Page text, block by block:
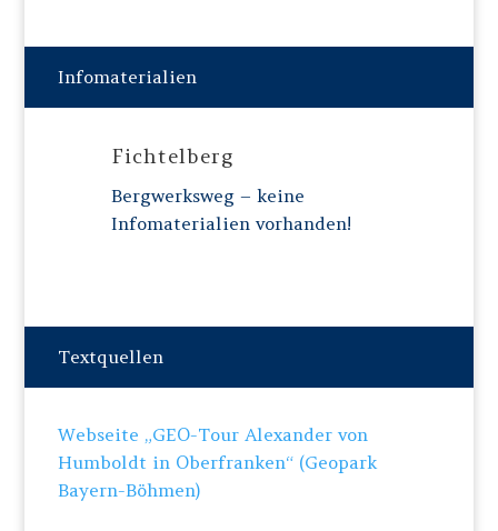
Infomaterialien
Fichtelberg
Bergwerksweg – keine
Infomaterialien vorhanden!
Textquellen
Webseite „GEO-Tour Alexander von
Humboldt in Oberfranken“ (Geopark
Bayern-Böhmen)